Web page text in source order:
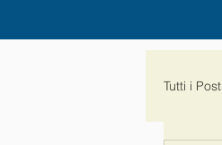
Tutti i Post